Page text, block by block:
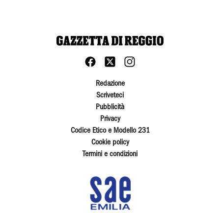
Redazione
Scriveteci
Pubblicità
Privacy
Codice Etico e Modello 231
Cookie policy
Termini e condizioni